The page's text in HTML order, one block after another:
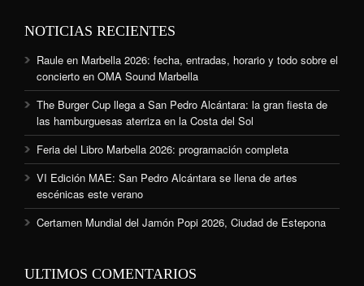
NOTICIAS RECIENTES
Raule en Marbella 2026: fecha, entradas, horario y todo sobre el
concierto en OMA Sound Marbella
The Burger Cup llega a San Pedro Alcántara: la gran fiesta de
las hamburguesas aterriza en la Costa del Sol
Feria del Libro Marbella 2026: programación completa
VI Edición MAE: San Pedro Alcántara se llena de artes
escénicas este verano
Certamen Mundial del Jamón Popi 2026, Ciudad de Estepona
ULTIMOS COMENTARIOS